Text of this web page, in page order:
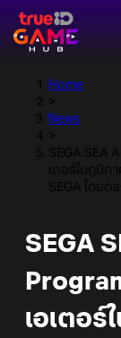
Home
>
News
>
SEGA SEA
เตอร์ในภูมิภ
SEGA โดยต
SEGA
เอเตอร์